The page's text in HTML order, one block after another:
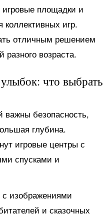
площадки и
игр.
отличным решением
разного возраста.
что выбрать
безопасность,
глубина.
игровые центры с
спусками и
изображениями
и сказочных